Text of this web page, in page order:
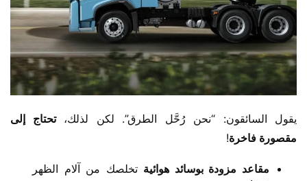
يقول السائقون: “نحن رُحَّل الطرق”. لكن لذلك، ​
مقصورة فاخرة​​!
​مقاعد مزودة بوسائد هوائية​ ​ تخلصك من آلام الظهر